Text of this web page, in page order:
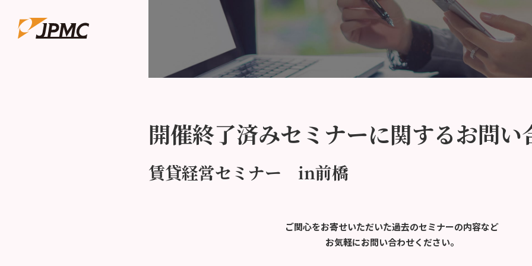
開催終了済みセミナーに関するお問い
賃貸経営セミナー in前橋
ご関心をお寄せいただいた過去のセミナーの内容など
お気軽にお問い合わせください。